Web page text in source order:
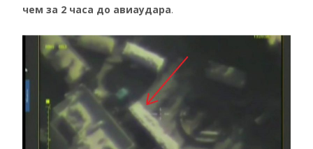
чем за 2 часа до авиаудара.